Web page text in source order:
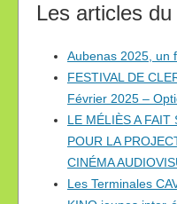
Les articles du
Aubenas 2025, un
FESTIVAL DE
Février 2025 –
LE MÉLIÈS A
POUR LA
CINÉMA
Les Terminales